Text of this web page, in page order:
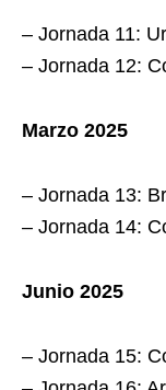
– Jornada 11:
– Jornada 12:
Marzo 2025
– Jornada 13:
– Jornada 14:
Junio 2025
– Jornada 15: